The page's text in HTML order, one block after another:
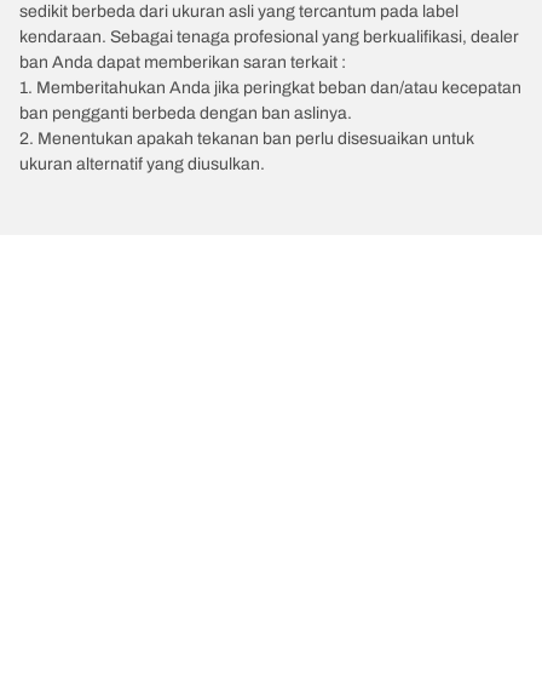
sedikit berbeda dari ukuran asli yang tercantum pada label
kendaraan. Sebagai tenaga profesional yang berkualifikasi, dealer
ban Anda dapat memberikan saran terkait :
1. Memberitahukan Anda jika peringkat beban dan/atau kecepatan
ban pengganti berbeda dengan ban aslinya.
2. Menentukan apakah tekanan ban perlu disesuaikan untuk
ukuran alternatif yang diusulkan.